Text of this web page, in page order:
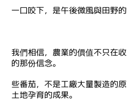
一口咬下，是午後微風與田野的
我們相信，農業的價值不只在
的那份信念。
些番茄，不是工廠大量製造的
土地孕育的成果。